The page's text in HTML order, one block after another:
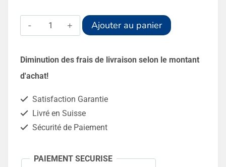
quantité
de
Isolateurs
annulaires
à
Ajouter au panier
Diminution des frais de livraison selon le montant
d'achat!
Satisfaction Garantie
Livré en Suisse
Sécurité de Paiement
PAIEMENT SECURISE